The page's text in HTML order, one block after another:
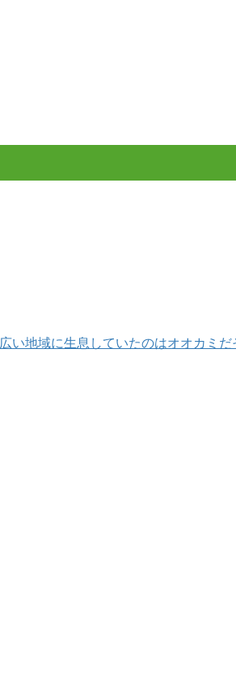
地域に生息していたのはオオカミ